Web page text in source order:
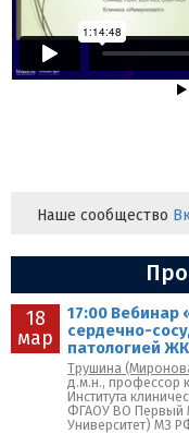
Наше сообщество
18
мар
17:00 Вебинар
сердечно-
патологией
Трушина
д.м.н., профессор
Института
ФГАОУ ВО Первый
Университет) МЗ